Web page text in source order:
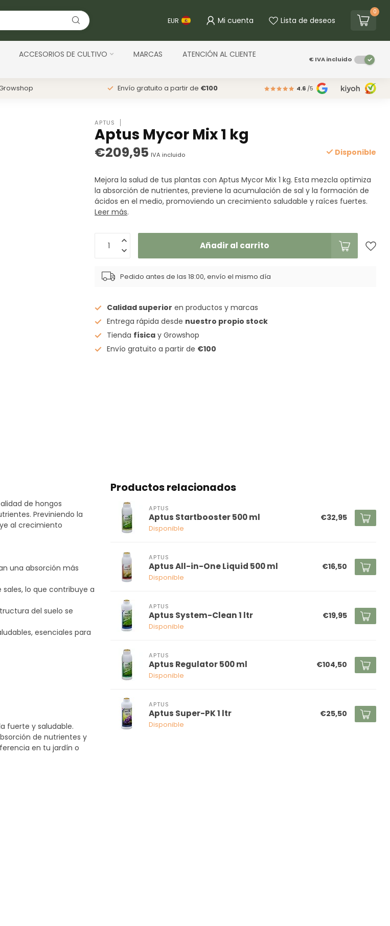
EUR Mi cuenta Lista de deseos
0
ACCESORIOS DE CULTIVO MARCAS
ATENCIÓN AL CLIENTE
€IVA incluido
Envío gratuito a partir de €100 4.6 /5
APTUS
Aptus Mycor Mix 1 kg
€209,95 IVA incluido Disponible
Mejora la salud de tus plantas con Aptus Mycor Mix 1 kg. Esta mezcla optimiza
la absorción de nutrientes, previene la acumulación de sal y la formación de
ácidos en el medio, promoviendo un crecimiento saludable y raíces fuertes.
Leer más.
Añadir al carrito
Pedido antes de las 18:00, envío el mismo día
Calidad superior en productos y marcas
Entrega rápida desde nuestro propio stock
Tienda física y Growshop
Envío gratuito a partir de €100
de hongos
Previniendo la
al crecimiento
una absorción más
lo que contribuye a
del suelo se
esenciales para
fuerte y saludable.
de nutrientes y
en tu jardín o
Productos relacionados
APTUS
Aptus Startbooster 500 ml
Disponible
€32,95
APTUS
Aptus All-in-One Liquid 500 ml
Disponible
€16,50
APTUS
Aptus System-Clean 1 ltr
Disponible
€19,95
APTUS
Aptus Regulator 500 ml
Disponible
€104,50
APTUS
Aptus Super-PK 1 ltr
Disponible
€25,50